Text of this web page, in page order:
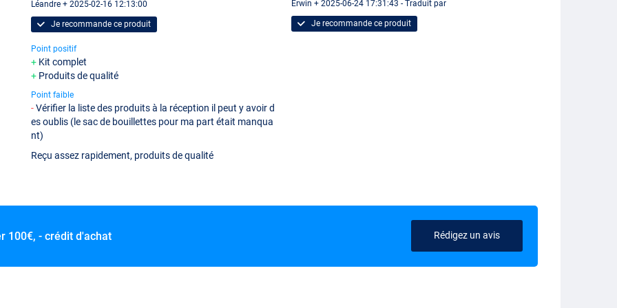
Léandre + 2025-02-16 12:13:00
Je recommande ce produit
Point positif
Kit complet
Produits de qualité
Point faible
Vérifier la liste des produits à la réception il peut y avoir d
es oublis (le sac de bouillettes pour ma part était manqua
nt)
Reçu assez rapidement, produits de qualité
Erwin + 2025-06-24 17:31:43 - Traduit par
Je recommande ce produit
100€, - crédit d'achat Rédigez un avis